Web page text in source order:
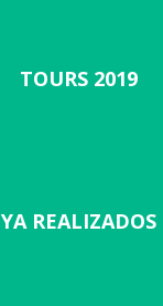
TOURS 2019
YA REALIZADOS